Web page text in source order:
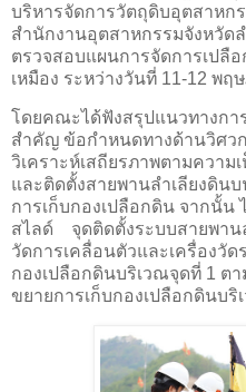
บริหารจัดการวัตถุดิบอุตสาหก
สำนักงานอุตสาหกรรมจังหวัด
ตรวจสอบแผนการจัดการเปลื
เหมือง ระหว่างวันที่ 11-12 พฤ
โดยคณะได้ฟังสรุปแนวทางก
สำคัญ ข้อกำหนดทางด้านวิศว
วิเคราะห์เสถียรภาพตามควา
และติดตั้งสายพานลำเลียงดิน
การเก็บกองเปลือกดิน จากนั้
สไลด์ จุดติดตั้งระบบสายพาน
วัดการเคลื่อนตัวและเครื่องวั
กองเปลือกดินบริเวณจุดที่ 1 ต
ขยายการเก็บกองเปลือกดินบ